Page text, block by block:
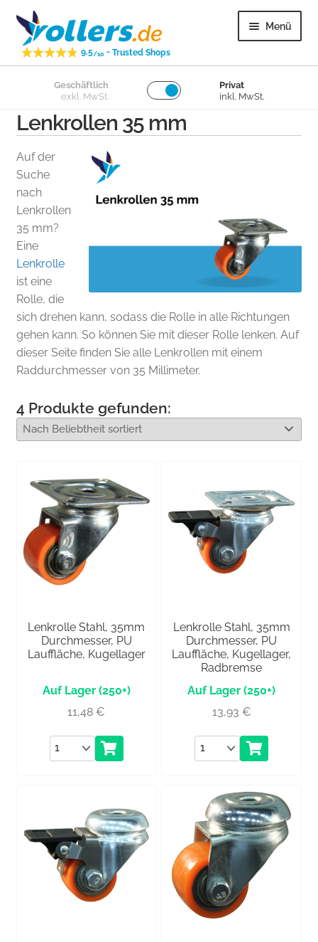
Zur
Navigation
springen
Zum
Inhalt
springen
9.5/10 - Trusted Shops
Menü
Lenkrollen
Bockrollen
Lose Räder
Überige
öffnen
Kundenservice
Geschäftlich
exkl. MwSt.
Privat
inkl. MwSt.
Lenkrollen 35 mm
Auf der
Suche
nach
Lenkrollen
35 mm?
Eine
Lenkrolle
ist eine
Rolle, die
sich drehen kann, sodass die Rolle in alle Richtungen
gehen kann. So können Sie mit dieser Rolle lenken. Auf
dieser Seite finden Sie alle Lenkrollen mit einem
Raddurchmesser von 35 Millimeter.
4 Produkte gefunden:
Lenkrolle Stahl, 35mm
Durchmesser, PU
Lauffläche, Kugellager
(250+)
11,48€
Anzahl
Lenkrolle Stahl, 35mm
Durchmesser, PU
Lauffläche, Kugellager,
Radbremse
(250+)
13,93 €
Anzahl